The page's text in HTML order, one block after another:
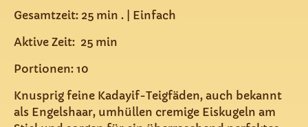
Gesamtzeit: 25 min . | Einfach
Aktive Zeit: 25 min
Portionen: 10
Knusprig feine Kadayif-Teigfäden, auch bekannt
als Engelshaar, umhüllen cremige Eiskugeln am